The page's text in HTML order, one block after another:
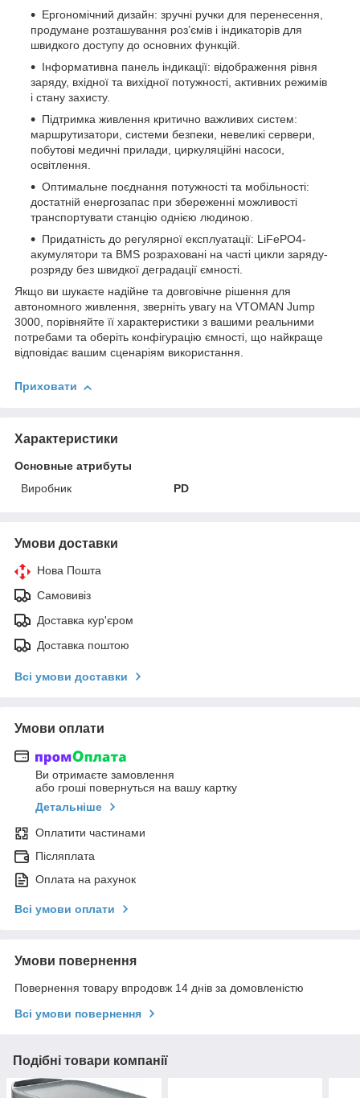
Ергономічний дизайн: зручні ручки для перенесення,
продумане розташування роз’ємів і індикаторів для
швидкого доступу до основних функцій.
Інформативна панель індикації: відображення рівня
заряду, вхідної та вихідної потужності, активних режимів
і стану захисту.
Підтримка живлення критично важливих систем:
маршрутизатори, системи безпеки, невеликі сервери,
побутові медичні прилади, циркуляційні насоси,
освітлення.
Оптимальне поєднання потужності та мобільності:
достатній енергозапас при збереженні можливості
транспортувати станцію однією людиною.
Придатність до регулярної експлуатації: LiFePO4-
акумулятори та BMS розраховані на часті цикли заряду-
розряду без швидкої деградації ємності.
Якщо ви шукаєте надійне та довговічне рішення для
автономного живлення, зверніть увагу на VTOMAN Jump
3000, порівняйте її характеристики з вашими реальними
потребами та оберіть конфігурацію ємності, що найкраще
відповідає вашим сценаріям використання.
Приховати
Характеристики
Основные атрибуты
Виробник
PD
Умови доставки
Нова Пошта
Самовивіз
Доставка кур'єром
Доставка поштою
Всі умови доставки
Умови оплати
Ви отримаєте замовлення
або гроші повернуться на вашу картку
Детальніше
Оплатити частинами
Післяплата
Оплата на рахунок
Всі умови оплати
Умови повернення
Повернення товару впродовж 14 днів за домовленістю
Всі умови повернення
Подібні товари компанії